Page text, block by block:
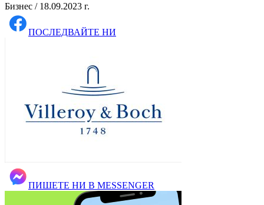
Бизнес / 18.09.2023 г.
ПОСЛЕДВАЙТЕ НИ
ПИШЕТЕ НИ В MESSENGER